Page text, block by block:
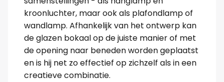
kroonluchter, maar ook als plafondlamp of
wandlamp. Afhankelijk van het ontwerp kan
de glazen bokaal op de juiste manier of met
de opening naar beneden worden geplaatst
en is hij net zo effectief op zichzelf als in een
creatieve combinatie.